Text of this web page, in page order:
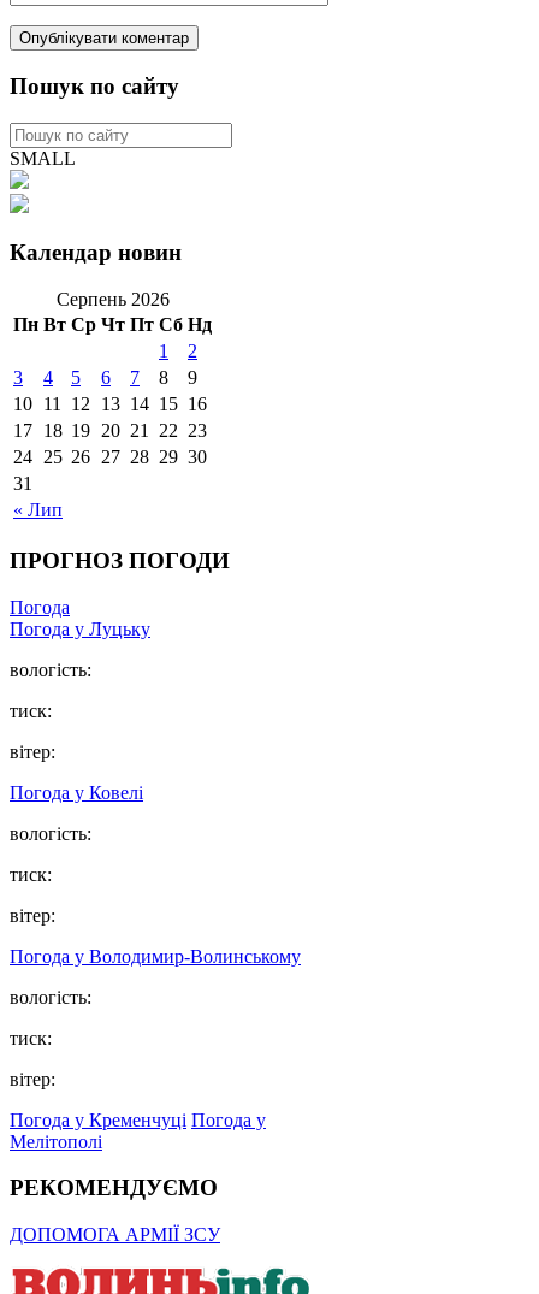
Пошук по сайту
SMALL
Календар новин
Серпень 2026
Пн Вт Ср Чт Пт Сб Нд
« Лип
1
2
3
4 5 6 7 8
9
10 11 12 13 14 15 16
17 18 19 20 21 22 23
24 25 26 27 28 29 30
31
ПРОГНОЗ ПОГОДИ
Погода
Погода у Луцьку
вологість:
тиск:
вітер:
Погода у Ковелі
вологість:
тиск:
вітер:
Погода у Володимир-Волинському
вологість:
тиск:
вітер:
Погода у Кременчуці Погода у
Мелітополі
РЕКОМЕНДУЄМО
ДОПОМОГА АРМІЇ ЗСУ